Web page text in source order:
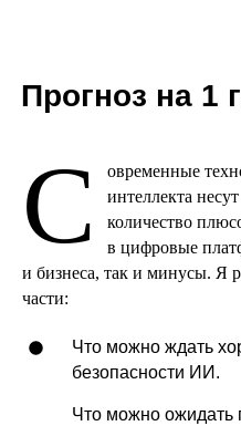
Прогноз на 1
С
овременные
интеллекта
количество
в цифровые
и бизнеса, так и минусы. Я
части:
Что можно ждать
безопасности ИИ.
Что можно ожидать